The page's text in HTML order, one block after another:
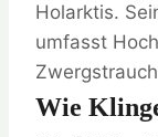
Holarktis.
umfasst
Wie